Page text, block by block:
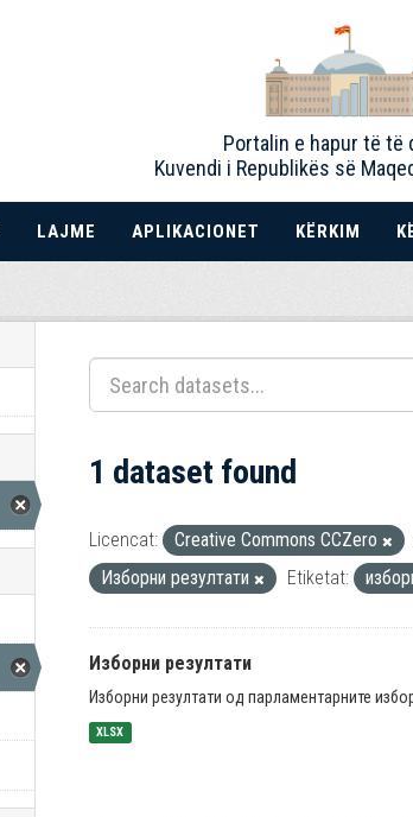
Portalin e hapur të të
Kuvendi i Republikës së
LAJME APLIKACIONET KËRKIM
1 dataset found
Licencat: Creative Commons CCZero
Изборни резултати
Etiketat:
Изборни резултати
Изборни резултати од парламентарните
XLSX